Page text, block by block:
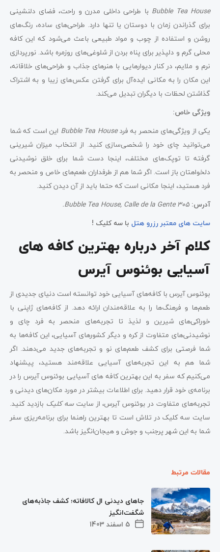
Bubble Tea House با طراحی داخلی مدرن و راحت، فضای دلنشینی
برای گذراندن زمان با دوستان یا تنها دارد. طراحی‌های ساده، رنگ‌های
روشن و استفاده از چوب و مواد طبیعی باعث می‌شود که این کافه
محلی گرم و دلپذیر برای پناه بردن از شلوغی‌های روزمره باشد. نورپردازی
نرم و ملایم، در کنار دیوارهایی با هنرهای جذاب و طراحی‌های خلاقانه،
این مکان را به مکانی ایده‌آل برای گرفتن عکس‌های زیبا و به اشتراک
گذاشتن لحظات با دیگران تبدیل می‌کند.
ویژگی خاص:
یکی از ویژگی‌های منحصر به فردBubble Tea House این است که شما
می‌توانید چای خود را شخصی‌سازی کنید. از انتخاب میزان شیرینی
گرفته تا توپک‌های مختلف، اینجا دست شما برای خلق نوشیدنی
دلخواهتان باز است. اگر شما هم از طرفداران طعم‌های خاص و منحصر به
فرد هستید، اینجا مکانی است که حتما باید از آن دیدن کنید.
آدرس: Bubble Tea House, Calle de la Gente 305.
سایت هاى معتبر رزرو هتل با سه کلیک !
کلام آخر درباره بهترین کافه‌ های
آسیایی بوئنوس آیرس
بوئنوس آیرس با کافه‌های آسیایی خود توانسته است دنیای جدیدی از
طعم‌ها و فرهنگ‌ها را به علاقه‌مندان ارائه دهد. از کافه‌های ژاپنی با
خوراکی‌های شیرین و لذیذ تا تجربه‌های منحصر به فرد چای و
نوشیدنی‌های متفاوت از کره و دیگر کشورهای آسیایی، این کافه‌ها به
شما فرصتی برای کشف طعم‌های نو و تجربه‌های جدید می‌دهند. اگر
شما هم به این تجربه‌های آسیایی علاقه‌مند هستید، پیشنهاد
می‌کنیم که سفر به این بهترین کافه های آسیایی بوئنوس آیرس را در
برنامه‌ی خود قرار دهید. برای اطلاعات بیشتر در مورد مکان‌های دیدنی و
تجربه‌های متفاوت در بوئنوس آیرس، از سایتسه کلیک بازدید کنید.
سایت سه کلیک در تلاش است تا بهترین راهنما برای برنامه‌ریزی سفر
شما به این شهر پرجنب و جوش و هیجان‌انگیز باشد.
مقالات مرتبط
5 اسفند 1403
جاهای دیدنی ال کالافاته؛ کشف جاذبه‌های
شگفت‌انگیز